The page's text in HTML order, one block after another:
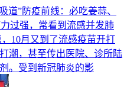
道”防疫前线：必吃姜蒜、
过强，常看到流感并发肺
10月又到了流感疫苗开打
潮，甚至传出医院、诊所陆
。受到新冠肺炎的影